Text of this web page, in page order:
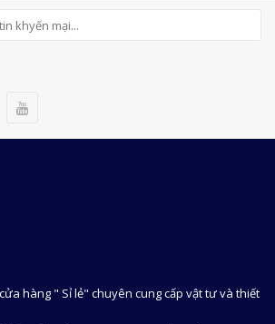
hàng " Sỉ lẻ" chuyên cung cấp vật tư và thiết